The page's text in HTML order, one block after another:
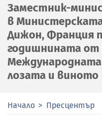
Заместник-
в
Дижон, Франция
годишнината от
Международната
лозата и виното
Начало Пресцентър